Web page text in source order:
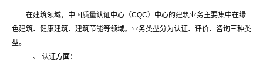
在建筑领域，中国质量认证中心（CQC）中心的建筑业务主要集中在绿
色建筑、健康建筑、建筑节能等领域。业务类型分为认证、评价、咨询三种类
型。
一、 认证方面：